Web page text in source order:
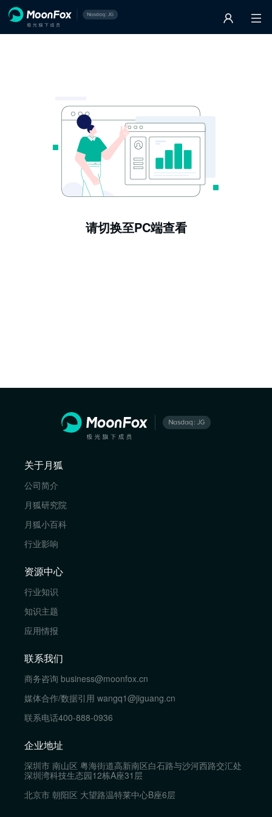
请切换至PC端查看
关于月狐
公司简介
月狐研究院
月狐小百科
行业影响
资源中心
行业知识
知识主题
应用情报
联系我们
商务咨询 business@moonfox.cn
媒体合作/数据引用 wangq1@jiguang.cn
联系电话400-888-0936
企业地址
深圳市 南山区 粤海街道高新南区白石路与沙河西路交汇处
深圳湾科技生态园12栋A座31层
北京市 朝阳区 大望路温特莱中心B座6层